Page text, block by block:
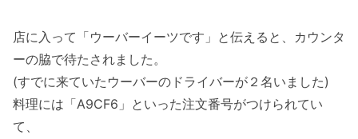
店に入って「ウーバーイーツです」と伝えると、カウンタ
ーの脇で待たされました。
(すでに来ていたウーバーのドライバーが２名いました)
料理には「A9CF6」といった注文番号がつけられてい
て、